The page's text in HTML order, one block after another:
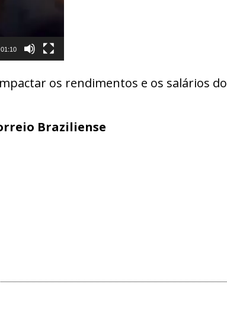
01:10
os rendimentos e os salários do
Braziliense